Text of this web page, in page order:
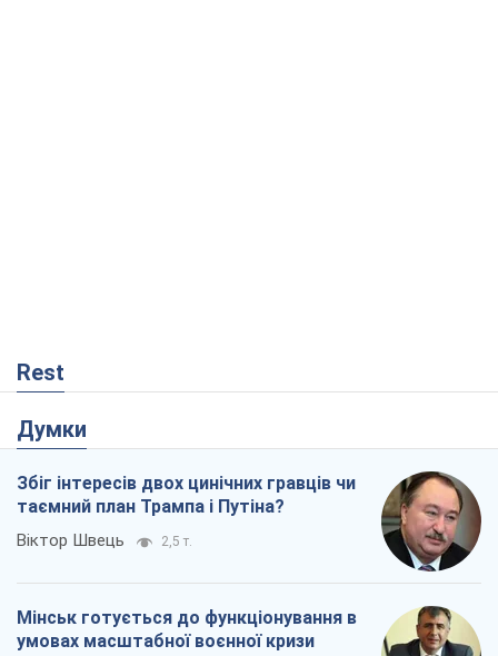
Rest
Думки
Збіг інтересів двох цинічних гравців чи
таємний план Трампа і Путіна?
Віктор Швець 2,5 т.
Мінськ готується до функціонування в
умовах масштабної воєнної кризи